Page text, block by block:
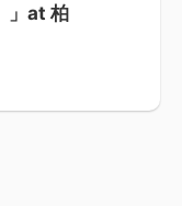
」at 柏